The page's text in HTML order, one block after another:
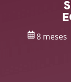
8 meses